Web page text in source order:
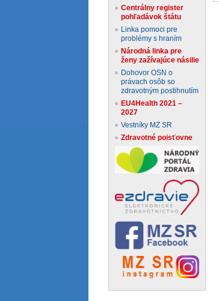
Centrálny register
pohľadávok štátu
Linka pomoci pre
problémy s hraním
Národná linka pre
ženy zažívajúce násilie
Dohovor OSN o
právach osôb so
zdravotným postihnutím
EU4Health 2021 –
2027
Vestníky MZ SR
Zdravotné poisťovne